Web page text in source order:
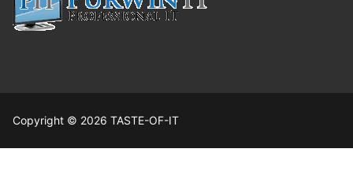
Copyright © 2026 TASTE-OF-IT